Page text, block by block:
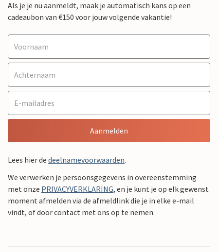
Als je je nu aanmeldt, maak je automatisch kans op een
cadeaubon van €150 voor jouw volgende vakantie!
Aanmelden
Lees hier de deelnamevoorwaarden.
We verwerken je persoonsgegevens in overeenstemming
met onze PRIVACYVERKLARING, en je kunt je op elk gewenst
moment afmelden via de afmeldlink die je in elke e-mail
vindt, of door contact met ons op te nemen.